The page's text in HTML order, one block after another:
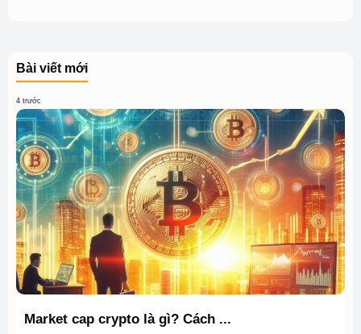
Bài viết mới
4 trước
Market cap crypto là gì? Cách ...